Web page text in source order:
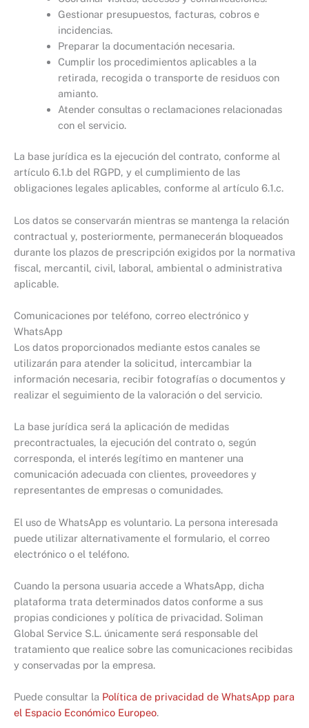
Gestionar presupuestos, facturas, cobros e
incidencias.
Preparar la documentación necesaria.
Cumplir los procedimientos aplicables a la
retirada, recogida o transporte de residuos con
amianto.
Atender consultas o reclamaciones relacionadas
con el servicio.
La base jurídica es la ejecución del contrato, conforme al
artículo 6.1.b del RGPD, y el cumplimiento de las
obligaciones legales aplicables, conforme al artículo 6.1.c.
Los datos se conservarán mientras se mantenga la relación
contractual y, posteriormente, permanecerán bloqueados
durante los plazos de prescripción exigidos por la normativa
fiscal, mercantil, civil, laboral, ambiental o administrativa
aplicable.
Comunicaciones por teléfono, correo electrónico y
WhatsApp
Los datos proporcionados mediante estos canales se
utilizarán para atender la solicitud, intercambiar la
información necesaria, recibir fotografías o documentos y
realizar el seguimiento de la valoración o del servicio.
La base jurídica será la aplicación de medidas
precontractuales, la ejecución del contrato o, según
corresponda, el interés legítimo en mantener una
comunicación adecuada con clientes, proveedores y
representantes de empresas o comunidades.
El uso de WhatsApp es voluntario. La persona interesada
puede utilizar alternativamente el formulario, el correo
electrónico o el teléfono.
Cuando la persona usuaria accede a WhatsApp, dicha
plataforma trata determinados datos conforme a sus
propias condiciones y política de privacidad. Soliman
Global Service S.L. únicamente será responsable del
tratamiento que realice sobre las comunicaciones recibidas
y conservadas por la empresa.
Puede consultar la Política de privacidad de WhatsApp para
el Espacio Económico Europeo.